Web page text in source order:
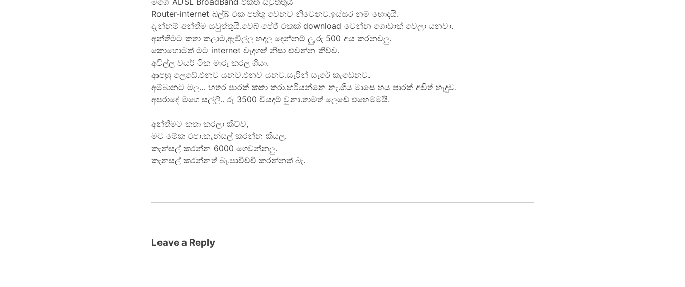
Router-internet බල්බ් එක පත්තු වෙනව නිවෙනව.ඉස්සර නම් හොදයි.
දැන්නම් අන්තිම සවුත්තුයි.වෙබ් පේජ් එකක් download වෙන්න ගොඩාක් වෙලා යනවා.
අන්තිමට කතා කලාම,ඇවිල්ල හදල දෙන්නම් ලු,රු 500 අය කරනවලු.
කොහොමත් මට internet වැදගත් නිසා එවන්න කිව්ව.
අවිල්ල වයර් ටික මාරු කරල ගියා.
ආපහු ලෙඩේ.එනව යනව.එනව යනව.සැරින් සැරේ කැඩෙනව.
අම්බානට මල… හතර පාරක් කතා කරා.හරියන්නෙ නැ.ගිය මාසෙ හය පාරක් අවිත් හැදුව.
අපරාදේ මගෙ සල්ලි.. රු 3500 වියදම් වුනා.තාමත් ලෙඩේ එහෙම්මයි.
අන්තිමට කතා කරලා කිව්ව,
මට මේක එපා.කැන්සල් කරන්න කියල.
කැන්සල් කරන්න 6000 ගෙවන්නලු.
කැනසල් කරන්නත් බැ.පාවිච්චි කරන්නත් බැ.
Leave a Reply